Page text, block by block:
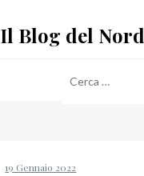
Il Blog del Nord
per: